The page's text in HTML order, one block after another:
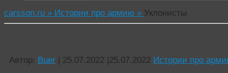
carsson.ru » Истории про армию » Уклонисты
Автор: Buer | 25.07.2022 |25.07.2022 Истории про